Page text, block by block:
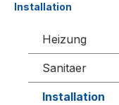
Installation
Heizung
Sanitaer
Installation